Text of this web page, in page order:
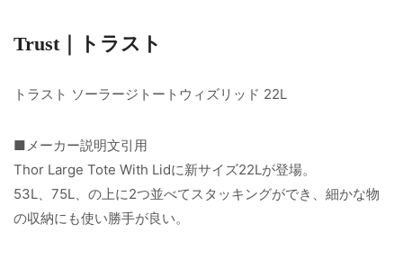
Trust｜トラスト
トラスト ソーラージトートウィズリッド 22L
■メーカー説明文引用
Thor Large Tote With Lidに新サイズ22Lが登場。
53L、75L、の上に2つ並べてスタッキングができ、細かな物
の収納にも使い勝手が良い。